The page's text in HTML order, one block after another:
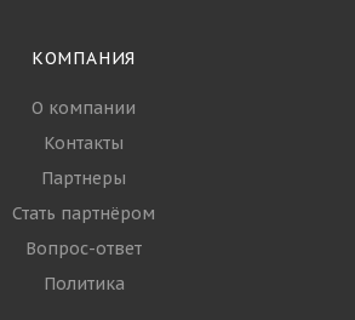
КОМПАНИЯ
О компании
Контакты
Партнеры
Стать партнёром
Вопрос-ответ
Политика